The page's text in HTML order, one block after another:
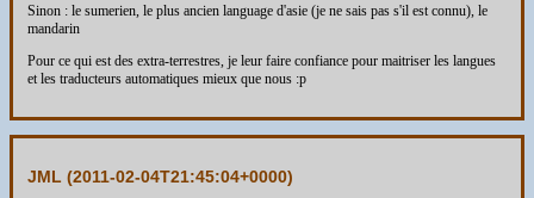
Sinon : le sumerien, le plus ancien language d'asie (je ne sais pas s'il est connu), le
mandarin
Pour ce qui est des extra-terrestres, je leur faire confiance pour maitriser les langues
et les traducteurs automatiques mieux que nous :p
JML (2011-02-04T21:45:04+0000)